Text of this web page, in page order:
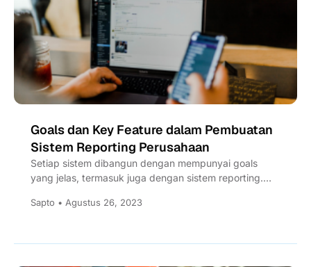
Goals dan Key Feature dalam Pembuatan
Sistem Reporting Perusahaan
Setiap sistem dibangun dengan mempunyai goals
yang jelas, termasuk juga dengan sistem reporting.
Sapto • Agustus 26, 2023